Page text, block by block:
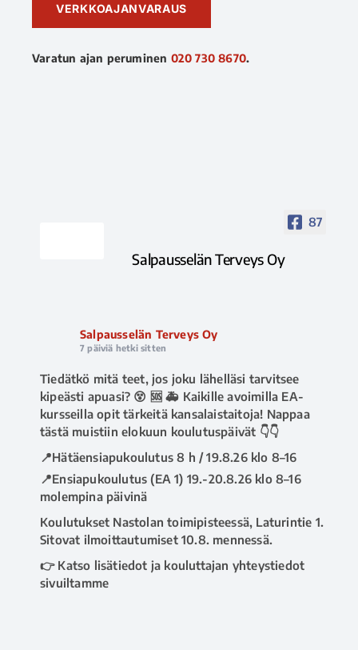
VERKKOAJANVARAUS
Varatun ajan peruminen 020 730 8670.
87
Salpausselän Terveys Oy
Salpausselän Terveys Oy
7 päiviä hetki sitten
Tiedätkö mitä teet, jos joku lähelläsi tarvitsee
kipeästi apuasi? 😵 🆘 🚑 Kaikille avoimilla EA-
kursseilla opit tärkeitä kansalaistaitoja! Nappaa
tästä muistiin elokuun koulutuspäivät 👇👇
📍Hätäensiapukoulutus 8 h / 19.8.26 klo 8–16
📍Ensiapukoulutus (EA 1) 19.-20.8.26 klo 8–16
molempina päivinä
Koulutukset Nastolan toimipisteessä, Laturintie 1.
Sitovat ilmoittautumiset 10.8. mennessä.
👉 Katso lisätiedot ja kouluttajan yhteystiedot
sivuiltamme